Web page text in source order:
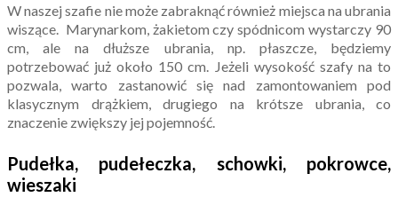
W naszej szafie nie może zabraknąć również miejsca na ubrania
wiszące. Marynarkom, żakietom czy spódnicom wystarczy 90
cm, ale na dłuższe ubrania, np. płaszcze, będziemy
potrzebować już około 150 cm. Jeżeli wysokość szafy na to
pozwala, warto zastanowić się nad zamontowaniem pod
klasycznym drążkiem, drugiego na krótsze ubrania, co
znaczenie zwiększy jej pojemność.
Pudełka, pudełeczka, schowki, pokrowce,
wieszaki